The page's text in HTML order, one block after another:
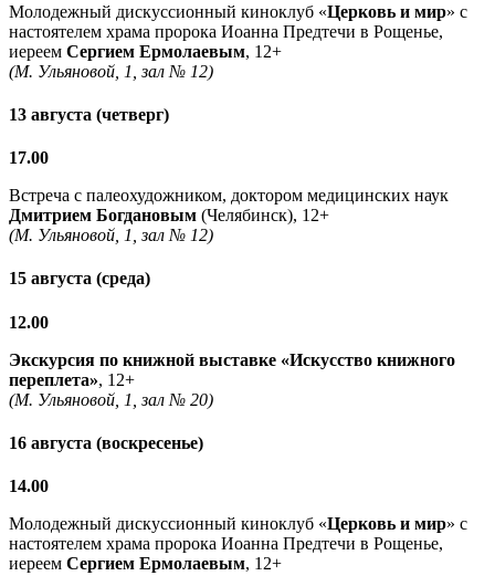
Молодежный дискуссионный киноклуб «Церковь и мир» с
настоятелем храма пророка Иоанна Предтечи в Рощенье,
иереем Сергием Ермолаевым, 12+
(М. Ульяновой, 1, зал № 12)
13 августа (четверг)
17.00
Встреча с палеохудожником, доктором медицинских наук
Дмитрием Богдановым (Челябинск), 12+
(М. Ульяновой, 1, зал № 12)
15 августа (среда)
12.00
Экскурсия по книжной выставке «Искусство книжного
переплета», 12+
(М. Ульяновой, 1, зал № 20)
16 августа (воскресенье)
14.00
Молодежный дискуссионный киноклуб «Церковь и мир» с
настоятелем храма пророка Иоанна Предтечи в Рощенье,
иереем Сергием Ермолаевым, 12+